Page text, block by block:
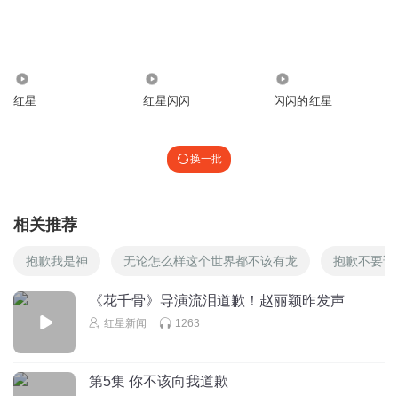
第一位。心中有观众，才会有对内容的敬畏与精益求精。以
红星评论投稿邮箱：hxpl2020@qq.com
红星 红星闪闪 闪闪的红星
换一批
相关推荐
抱歉我是神 无论怎么样这个世界都不该有龙 抱歉不要说
《花千骨》导演流泪道歉！赵丽颖昨发声
红星新闻 1263
第5集 你不该向我道歉